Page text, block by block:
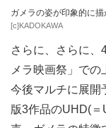
ガメラの姿が印象的に
[c]KADOKAWA
さらに、さらに
メラ映画祭」での
今後マルチに展開
版3作品のUHD(